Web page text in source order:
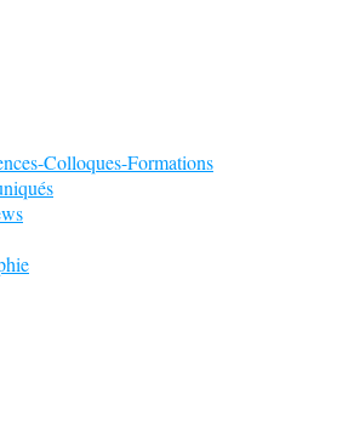
Colloques-Formations